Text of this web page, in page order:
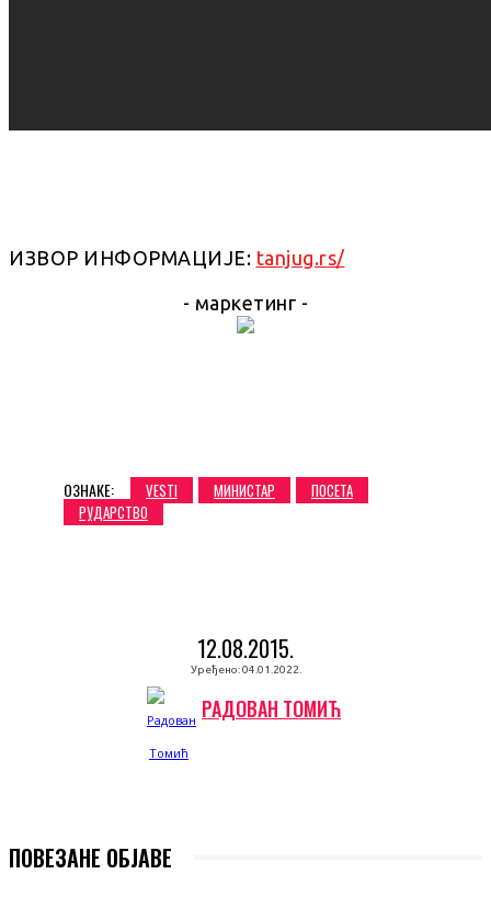
ИЗВОР ИНФОРМАЦИЈЕ: tanjug.rs/
- маркетинг -
ОЗНАКЕ: VESTI МИНИСТАР
ПОСЕТА
РУДАРСТВО
12.08.2015.
Уређено: 04.01.2022.
РАДОВАН ТОМИЋ
ПОВЕЗАНЕ ОБЈАВЕ